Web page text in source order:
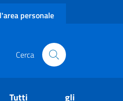
personale
Cerca
Tutti gli